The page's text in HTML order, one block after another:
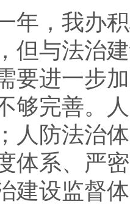
，我办积
但与法治
要进一步
够完善。
人防法治
体系、严
建设监督